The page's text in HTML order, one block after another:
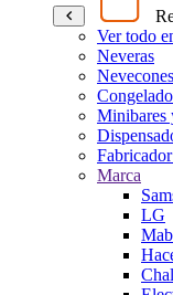
Ver todo
Neveras
Nevecones
Minibares
Marca
LG